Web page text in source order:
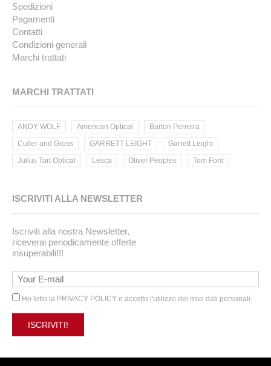
Spedizioni
Pagamenti
Contatti
Condizioni generali
Marchi trattati
MARCHI TRATTATI
ANDY WOLF American Optical
Barton Perreira
Cutler and Gross
GARRETT LEIGHT
Garrett Leight
Julius Tart Optical
Lesca Oliver Peoples Tom Ford
ISCRIVITI ALLA NEWSLETTER
Iscriviti alla nostra Newsletter,
riceverai periodicamente offerte
insuperabili!!!
Ho letto la PRIVACY POLICY e accetto l'utilizzo dei miei dati personali.